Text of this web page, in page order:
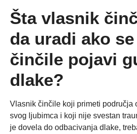
Šta vlasnik
da uradi ako
činčile pojavi
dlake?
Vlasnik činčile koji primeti područja
svog ljubimca i koji nije svestan
je dovela do odbacivanja dlake,